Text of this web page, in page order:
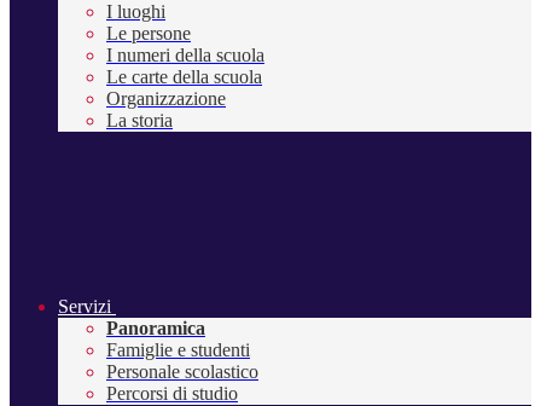
I luoghi
Le persone
I numeri della scuola
Le carte della scuola
Organizzazione
La storia
Servizi
Panoramica
Famiglie e studenti
Personale scolastico
Percorsi di studio